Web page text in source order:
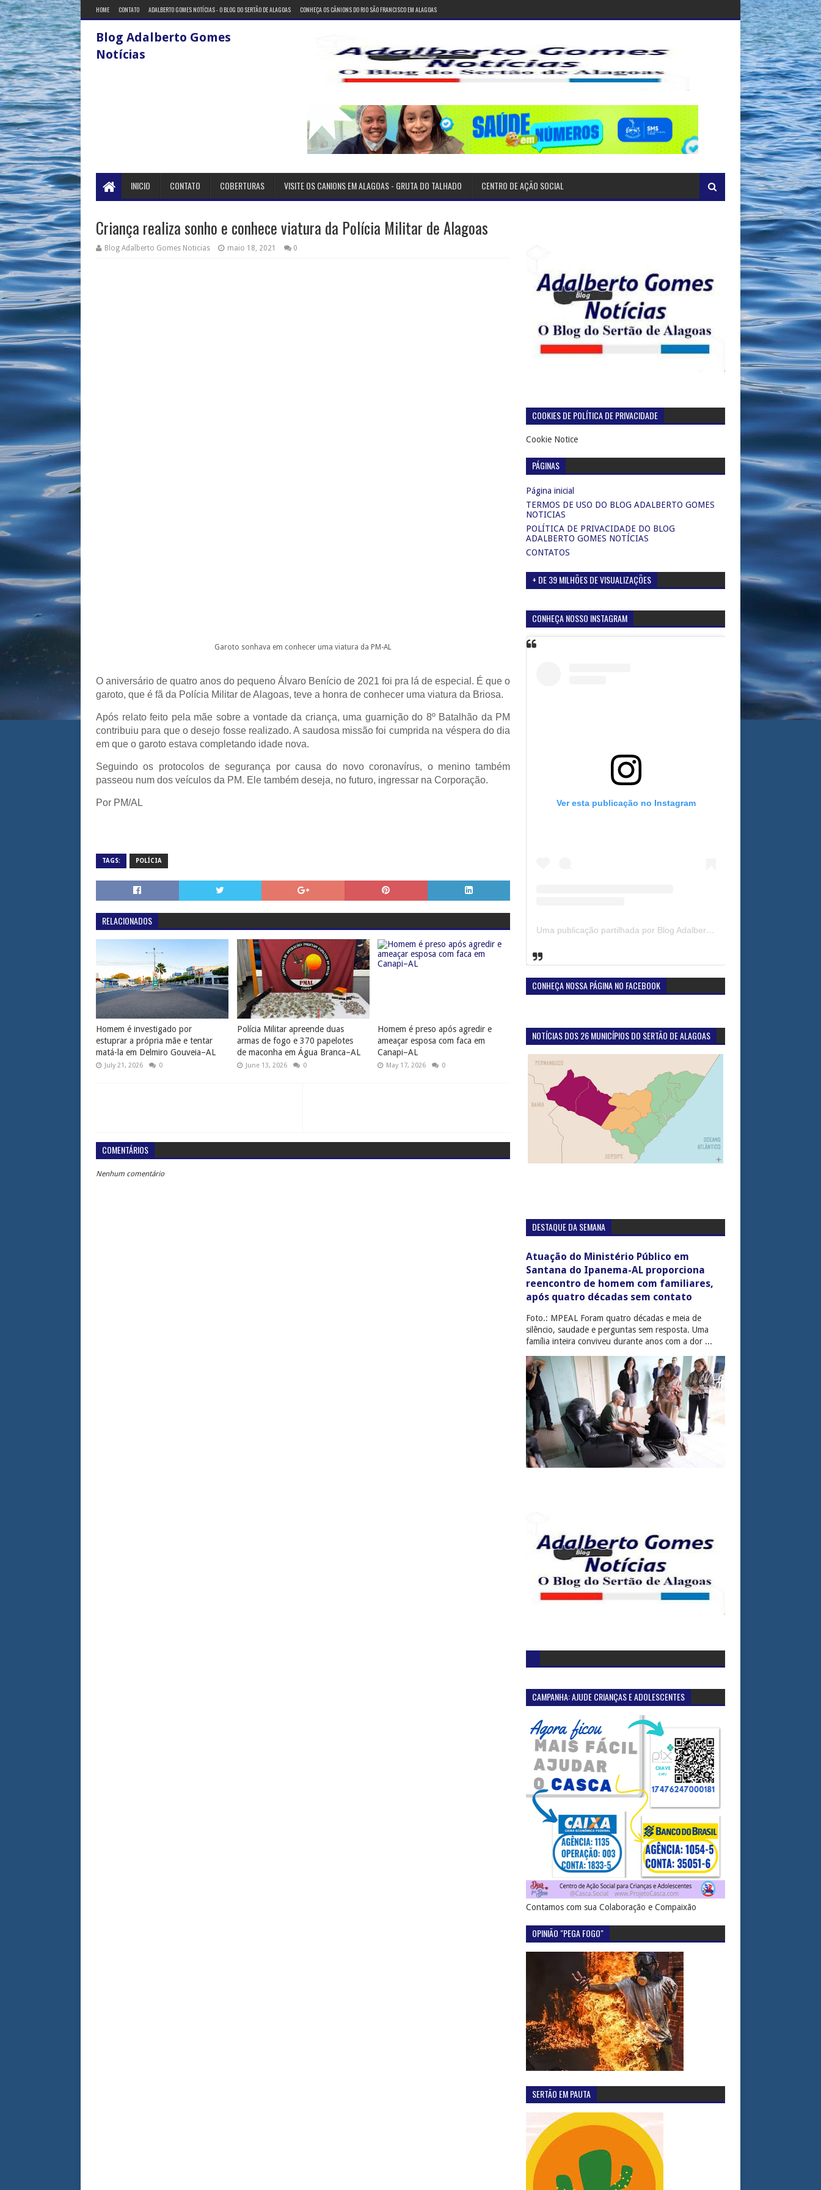
HOME CONTATO ADALBERTO GOMES NOTÍCIAS - O BLOG DO SERTÃO DE ALAGOAS CONHEÇA OS CÂNIONS DO RIO SÃO FRANCISCO EM ALAGOAS
Blog Adalberto Gomes
Notícias
INICIO CONTATO COBERTURAS VISITE OS CANIONS EM ALAGOAS - GRUTA DO TALHADO CENTRO DE AÇÃO SOCIAL
Criança realiza sonho e conhece viatura da Polícia Militar de Alagoas
Blog Adalberto Gomes Noticias maio 18, 2021 0
Garoto sonhava em conhecer uma viatura da PM-AL
O aniversário de quatro anos do pequeno Álvaro Benício de 2021 foi pra lá de especial. É que o
garoto, que é fã da Polícia Militar de Alagoas, teve a honra de conhecer uma viatura da Briosa.
Após relato feito pela mãe sobre a vontadeda criança, uma guarnição do 8º Batalhão da PM
contribuiu para que o desejo fosse realizado. A saudosa missão foi cumprida na véspera do dia
em que o garoto estava completando idade nova.
Seguindo os protocolos de segurança por causa do novo coronavírus, o menino também
passeou num dos veículos da PM. Ele também deseja, no futuro, ingressar na Corporação.
Por PM/AL
TAGS: POLÍCIA
RELACIONADOS
Homem é investigado por
estuprar a própria mãe e tentar
matá-la em Delmiro Gouveia–AL
July 21, 2026 0
Polícia Militar apreende duas
armas de fogo e 370 papelotes
de maconha em Água Branca–AL
June 13, 2026 0
Homem é preso após agredir e
ameaçar esposa com faca em
Canapi–AL
May 17, 2026 0
COMENTÁRIOS
Nenhum comentário
COOKIES DE POLÍTICA DE PRIVACIDADE
Cookie Notice
PÁGINAS
Página inicial
TERMOS DE USO DO BLOG ADALBERTO GOMES
NOTICIAS
POLÍTICA DE PRIVACIDADE DO BLOG
ADALBERTO GOMES NOTÍCIAS
CONTATOS
+ DE 39 MILHÕES DE VISUALIZAÇÕES
CONHEÇA NOSSO INSTAGRAM
Ver esta publicação no Instagram
Uma publicação partilhada por Blog Adalberto Gomes Noticias (@blogadalbertogomesnoticiass)
CONHEÇA NOSSA PÁGINA NO FACEBOOK
NOTÍCIAS DOS 26 MUNICÍPIOS DO SERTÃO DE ALAGOAS
DESTAQUE DA SEMANA
Atuação do Ministério Público em
Santana do Ipanema-AL proporciona
reencontro de homem com familiares,
após quatro décadas sem contato
Foto.: MPEAL Foram quatro décadas e meia de
silêncio, saudade e perguntas sem resposta. Uma
família inteira conviveu durante anos com a dor ...
CAMPANHA: AJUDE CRIANÇAS E ADOLESCENTES
Contamos com sua Colaboração e Compaixão
OPINIÃO "PEGA FOGO"
SERTÃO EM PAUTA